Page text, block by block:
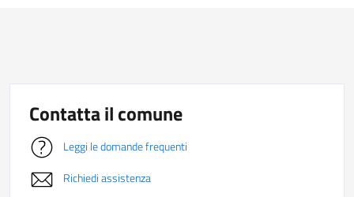
Contatta il comune
Leggi le domande frequenti
Richiedi assistenza